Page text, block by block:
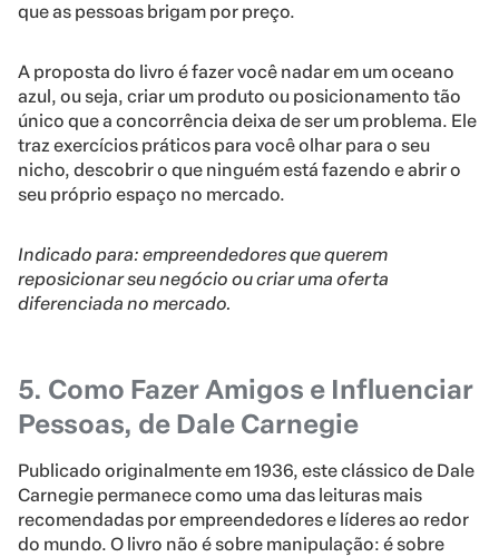
que as pessoas brigam por preço.
A proposta do livro é fazer você nadar em um oceano
azul, ou seja, criar um produto ou posicionamento tão
único que a concorrência deixa de ser um problema. Ele
traz exercícios práticos para você olhar para o seu
nicho, descobrir o que ninguém está fazendo e abrir o
seu próprio espaço no mercado.
Indicado para: empreendedores que querem
reposicionar seu negócio ou criar uma oferta
diferenciada no mercado.
5. Como Fazer Amigos e Influenciar
Pessoas, de Dale Carnegie
Publicado originalmente em 1936, este clássico de Dale
Carnegie permanece como uma das leituras mais
recomendadas por empreendedores e líderes ao redor
do mundo. O livro não é sobre manipulação: é sobre